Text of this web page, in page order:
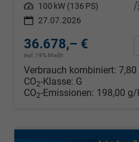
Leistung 100 kW (136 PS)
27.07.2026
36.678,– €
incl. 19% MwSt.
Verbrauch kombiniert:
CO2-Klasse: G
CO2-Emissionen: 198,00